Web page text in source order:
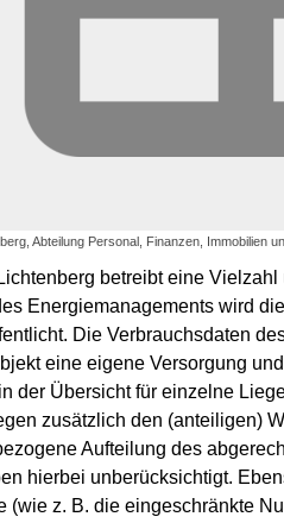
Abteilung Personal, Finanzen, Immobilien
betreibt eine
Energiemanagements wird
Die Verbrauchsdaten
eine eigene Versorgung
der Übersicht für einzelne
zusätzlich den (anteiligen)
Aufteilung des
hierbei unberücksichtigt.
(wie z. B. die eingeschränkte